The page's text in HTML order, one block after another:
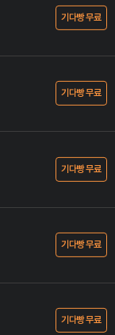
기다빵 무료
기다빵 무료
기다빵 무료
기다빵 무료
기다빵 무료